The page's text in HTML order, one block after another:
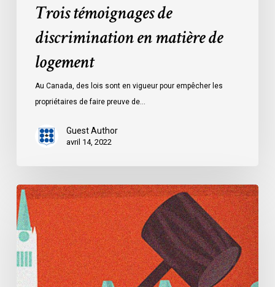
Trois témoignages de
discrimination en matière de
logement
Au Canada, des lois sont en vigueur pour empêcher les
propriétaires de faire preuve de…
Guest Author
avril 14, 2022
Dossier
:
La
loi
controversée
de